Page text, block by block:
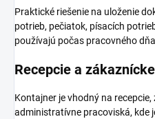
Praktické riešenie na uloženie
potrieb, pečiatok, písacích
používajú počas pracovného
Recepcie a
Kontajner je vhodný na
administratívne pracoviská, kde